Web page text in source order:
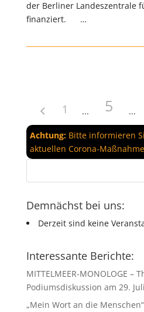
der Berliner Landeszentrale
finanziert. …
1 5
Achtung:Bitte informieren
aktuellen Corona-
Demnächst bei uns:
Derzeit sind keine
Interessante Berichte:
MITTELMEER-MONOLOGE –
Podiumsdiskussion am 29.
„Mein Wort an die